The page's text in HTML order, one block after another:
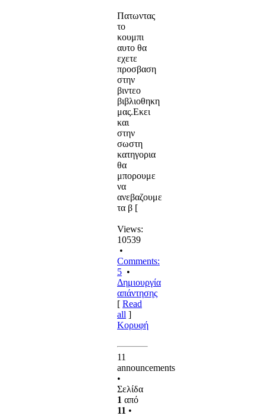
Πατωντας
το
κουμπι
αυτο θα
εχετε
προσβαση
στην
βιντεο
βιβλιοθηκη
μας.Εκει
και
στην
σωστη
κατηγορια
θα
μπορουμε
να
ανεβαζουμε
τα β [
Views:
10539
•
Comments:
5 •
Δημιουργία
απάντησης
[ Read
all ]
Κορυφή
11
announcements
•
Σελίδα
1 από
11 •